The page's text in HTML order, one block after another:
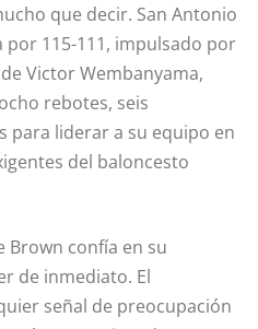
que decir. San Antonio
115-111, impulsado por
Victor Wembanyama,
rebotes, seis
para liderar a su equipo en
del baloncesto
Brown confía en su
de inmediato. El
señal de preocupación